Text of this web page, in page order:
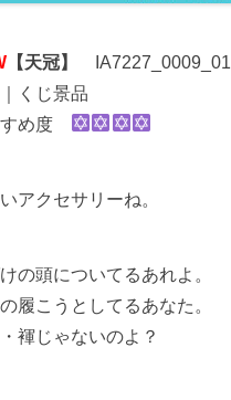
【天冠】
IA7227_0009_01
くじ景品
すめ度
アクセサリーね。
の頭についてるあれよ。
履こうとしてるあなた。
・褌じゃないのよ？